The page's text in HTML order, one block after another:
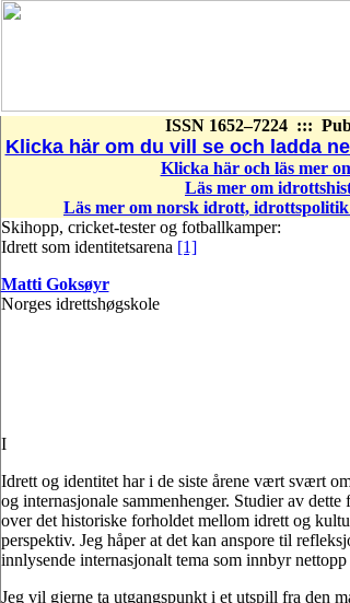
ISSN 1652–7224 :::
Klicka här om du vill se och ladda
Klicka här och läs mer
Läs mer om
Läs mer om norsk idrott,
Skihopp, cricket-tester og fotballkamper:
Idrett som identitetsarena [1]
Matti Goksøyr
Norges idrettshøgskole
I
Idrett og identitet har i de siste årene vært svært
og internasjonale sammenhenger. Studier av
over det historiske forholdet mellom idrett og
perspektiv. Jeg håper at det kan anspore til
innlysende internasjonalt tema som innbyr
Jeg vil gjerne ta utgangspunkt i et utspill fra den